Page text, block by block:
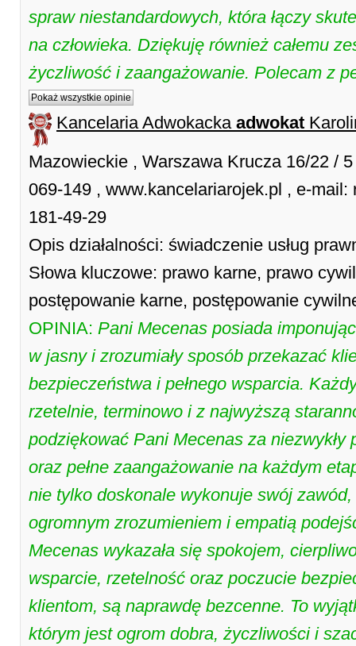
spraw niestandardowych, która łączy
na człowieka. Dziękuję również całemu
życzliwość i zaangażowanie. Polecam z
Pokaż wszystkie opinie
Kancelaria Adwokacka adwokat
Mazowieckie , Warszawa Krucza 16/22 /
069-149 , www.kancelariarojek.pl , e-mail:
181-49-29
Opis działalności: świadczenie usług
Słowa kluczowe: prawo karne, prawo
postępowanie karne, postępowanie
OPINIA: Pani Mecenas posiada
w jasny i zrozumiały sposób przekazać
bezpieczeństwa i pełnego wsparcia.
rzetelnie, terminowo i z najwyższą
podziękować Pani Mecenas za
oraz pełne zaangażowanie na każdym
nie tylko doskonale wykonuje swój
ogromnym zrozumieniem i empatią
Mecenas wykazała się spokojem,
wsparcie, rzetelność oraz poczucie
klientom, są naprawdę bezcenne. To
którym jest ogrom dobra, życzliwości i